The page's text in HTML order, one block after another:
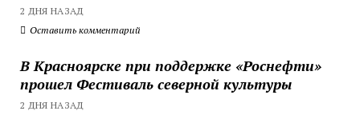
2 ДНЯ НАЗАД
Оставить комментарий
В Красноярске при поддержке «Роснефти»
прошел Фестиваль северной культуры
2 ДНЯ НАЗАД